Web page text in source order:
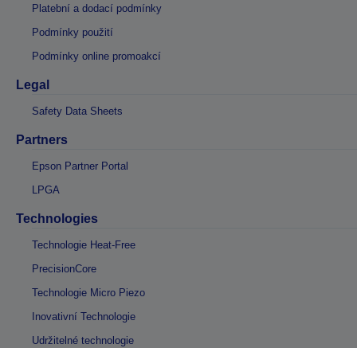
Platební a dodací podmínky
Podmínky použití
Podmínky online promoakcí
Legal
Safety Data Sheets
Partners
Epson Partner Portal
LPGA
Technologies
Technologie Heat-Free
PrecisionCore
Technologie Micro Piezo
Inovativní Technologie
Udržitelné technologie